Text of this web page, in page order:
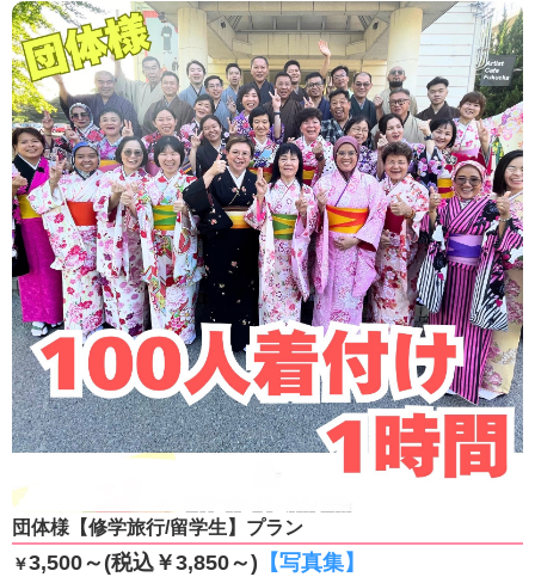
団体様【修学旅行/留学生】プラン
￥3,500～(税込￥3,850～) 【写真集】